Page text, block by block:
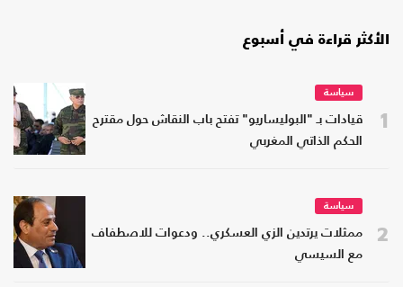
الأكثر قراءة في أسبوع
1
سياسة
قيادات بـ "البوليساريو" تفتح باب النقاش حول مقترح
الحكم الذاتي المغربي
2
سياسة
ممثلات يرتدين الزي العسكري.. ودعوات للاصطفاف
مع السيسي